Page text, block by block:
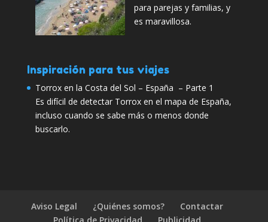
para parejas y familias, y
es maravillosa.
Inspiración para tus viajes
Torrox en la Costa del Sol – España – Parte 1
Es difícil de detectar Torrox en el mapa de España,
incluso cuando se sabe más o menos donde
buscarlo.
Aviso Legal ¿Quiénes somos?
Contactar